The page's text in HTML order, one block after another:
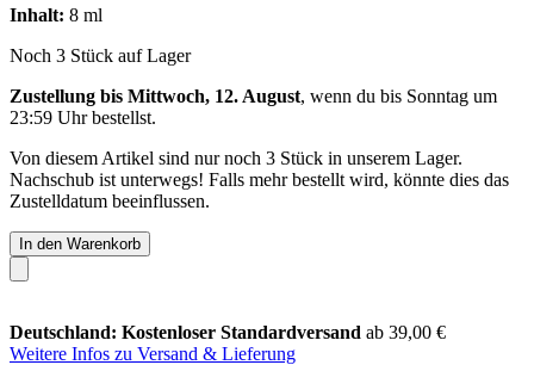
Inhalt: 8 ml
Noch 3 Stück auf Lager
Zustellung bis Mittwoch, 12. August, wenn du bis Sonntag um
23:59 Uhrbestellst.
Von diesem Artikel sind nur noch 3 Stück in unserem Lager.
Nachschub ist unterwegs! Falls mehr bestellt wird, könnte dies das
Zustelldatum beeinflussen.
In den Warenkorb
Deutschland: Kostenloser Standardversand ab 39,00 €
Weitere Infos zu Versand & Lieferung